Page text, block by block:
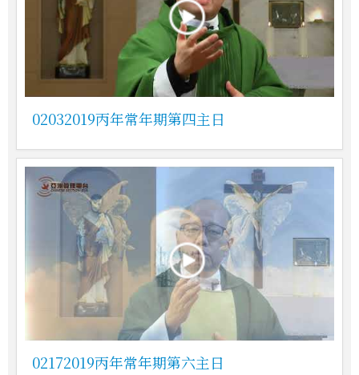
02032019丙年常年期第四主日
02172019丙年常年期第六主日